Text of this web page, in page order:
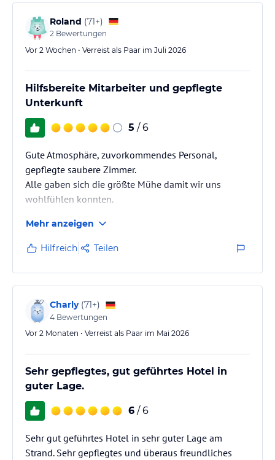
Roland (71+)
2 Bewertungen
Vor 2 Wochen • Verreist als Paar im Juli 2026
Hilfsbereite Mitarbeiter und gepflegte
Unterkunft
5 / 6
Gute Atmosphäre, zuvorkommendes Personal,
gepflegte saubere Zimmer.
Alle gaben sich die größte Mühe damit wir uns
wohlfühlen konnten.
Mehr anzeigen
Hilfreich Teilen
Charly (71+)
4 Bewertungen
Vor 2 Monaten • Verreist als Paar im Mai 2026
Sehr gepflegtes, gut geführtes Hotel in
guter Lage.
6 / 6
Sehr gut geführtes Hotel in sehr guter Lage am
Strand. Sehr gepflegtes und überaus freundliches